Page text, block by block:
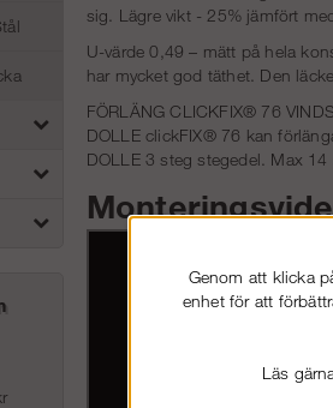
sig. Lägre vikt - 25% jämfört
U-värde 0,49 – mätt på hela
har mycket god täthet. Den
FÖRLÄNG CLICKFIX® 76
DOLLE clickFIX® 76 kan
DOLLE 3 steg stegedel. Max 14
Genom att klicka
enhet för att
Läs